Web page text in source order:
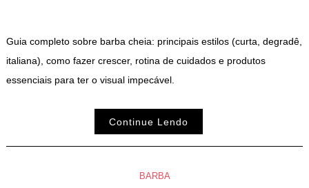
Guia completo sobre barba cheia: principais estilos (curta, degradê,
italiana), como fazer crescer, rotina de cuidados e produtos
essenciais para ter o visual impecável.
Continue Lendo
BARBA